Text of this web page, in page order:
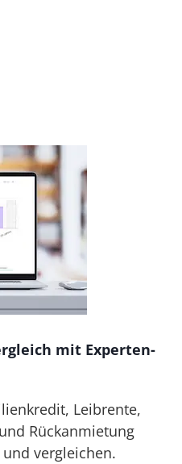
mit Experten-
Leibrente,
Rückanmietung
vergleichen.